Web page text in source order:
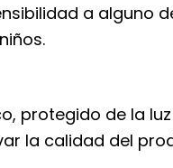
a alguno
protegido de la
la calidad del